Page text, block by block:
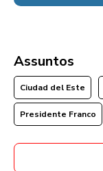
Assuntos
Ciudad del Este
Presidente Franco